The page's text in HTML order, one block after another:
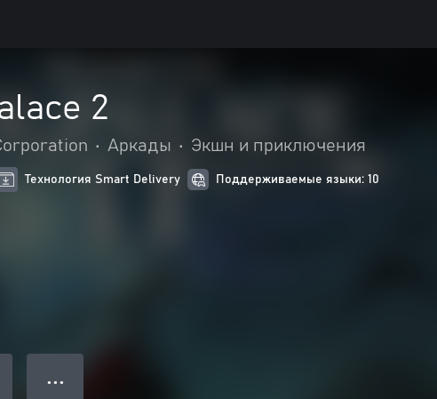
2
• Аркады • Экшн и приключения
Технология Smart Delivery Поддерживаемые языки: 10
● ● ●